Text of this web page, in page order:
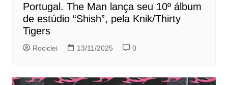
Portugal. The Man lança seu 10º álbum
de estúdio “Shish”, pela Knik/Thirty
Tigers
Rociclei 13/11/2025 0